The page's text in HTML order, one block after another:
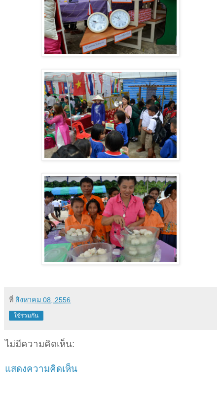
ที่ สิงหาคม 08, 2556
ใช้ร่วมกัน
ไม่มีความคิดเห็น:
แสดงความคิดเห็น